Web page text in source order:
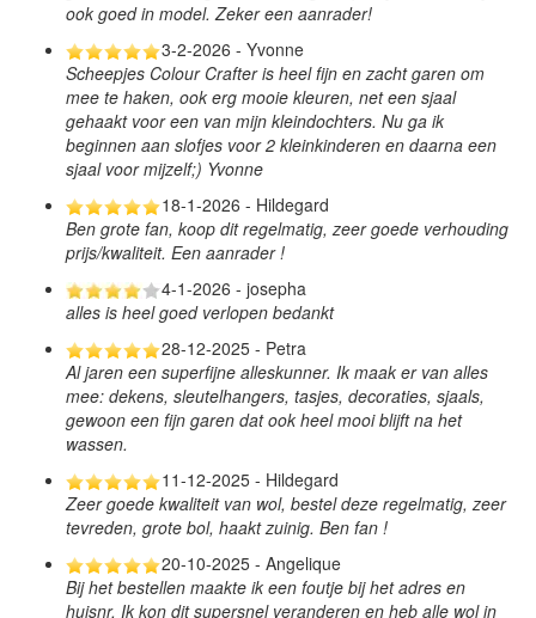
ook goed in model. Zeker een aanrader!
3-2-2026 - Yvonne
Scheepjes Colour Crafter is heel fijn en zacht garen om
mee te haken, ook erg mooie kleuren, net een sjaal
gehaakt voor een van mijn kleindochters. Nu ga ik
beginnen aan slofjes voor 2 kleinkinderen en daarna een
sjaal voor mijzelf;) Yvonne
18-1-2026 - Hildegard
Ben grote fan, koop dit regelmatig, zeer goede verhouding
prijs/kwaliteit. Een aanrader !
4-1-2026 - josepha
alles is heel goed verlopen bedankt
28-12-2025 - Petra
Al jaren een superfijne alleskunner. Ik maak er van alles
mee: dekens, sleutelhangers, tasjes, decoraties, sjaals,
gewoon een fijn garen dat ook heel mooi blijft na het
wassen.
11-12-2025 - Hildegard
Zeer goede kwaliteit van wol, bestel deze regelmatig, zeer
tevreden, grote bol, haakt zuinig. Ben fan !
20-10-2025 - Angelique
Bij het bestellen maakte ik een foutje bij het adres en
huisnr. Ik kon dit supersnel veranderen en heb alle wol in